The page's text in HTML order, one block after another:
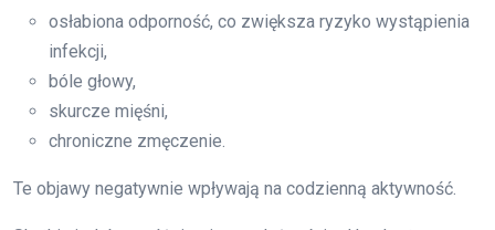
osłabiona odporność, co zwiększa ryzyko wystąpienia
infekcji,
bóle głowy,
skurcze mięśni,
chroniczne zmęczenie.
Te objawy negatywnie wpływają na codzienną aktywność.